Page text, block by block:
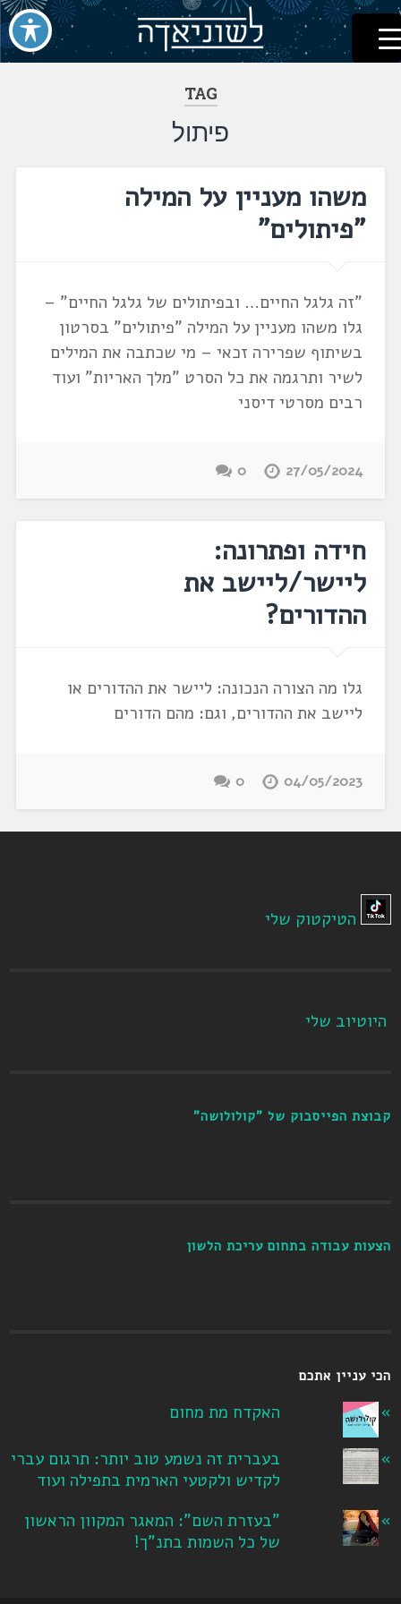
דלג
לתוכן
לשוניאדה
עברית. לשון. שפה
TAG
פיתול
משהו מעניין על המילה
"פיתולים"
"זה גלגל החיים… ובפיתולים של גלגל החיים" –
גלו משהו מעניין על המילה "פיתולים" בסרטון
בשיתוף שפרירה זכאי – מי שכתבה את המילים
לשיר ותרגמה את כל הסרט "מלך האריות" ועוד
רבים מסרטי דיסני
27/05/2024
0
חידה ופתרונה:
ליישר/ליישב את
ההדורים?
גלו מה הצורה הנכונה: ליישר את ההדורים או
ליישב את ההדורים, וגם: מהם הדורים
04/05/2023
0
הטיקטוק שלי
היוטיוב שלי
קבוצת הפייסבוק של "קולולושה"
הצעות עבודה בתחום עריכת הלשון
הכי עניין אתכם
האקדח מת מחום
בעברית זה נשמע טוב יותר: תרגום עברי
לקדיש ולקטעי הארמית בתפילה ועוד
"בעזרת השם": המאגר המקוון הראשון
של כל השמות בתנ"ך!